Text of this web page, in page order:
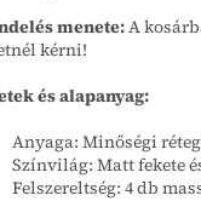
menete:A
kérni!
és alapanyag:
Anyaga: Minőségi
Színvilág: Matt fekete
Felszereltség: 4 db